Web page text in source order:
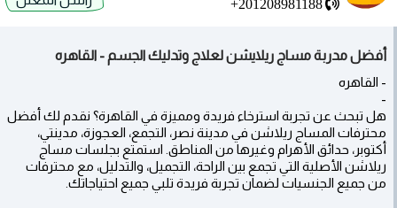
+201208981188
أفضل مدربة مساج ريلايشن لعلاج وتدليك الجسم - القاهره
- القاهره
-
هل تبحث عن تجربة استرخاء فريدة ومميزة في القاهرة؟ نقدم لك أفضل
محترفات المساج ريلاشن في مدينة نصر، التجمع، العجوزة، مدينتي،
أكتوبر، حدائق الأهرام وغيرها من المناطق. استمتع بجلسات مساج
ريلاشن الأصلية التي تجمع بين الراحة، التجميل، والتدليل، مع محترفات
من جميع الجنسيات لضمان تجربة فريدة تلبي جميع احتياجاتك.